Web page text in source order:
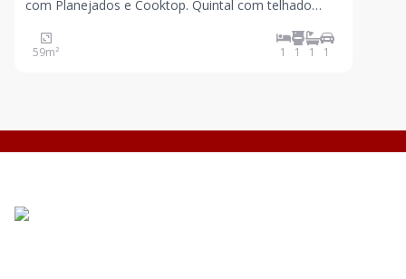
com Planejados e Cooktop. Quintal com telhado
com Suíte, sacada e Planejados. Obs: eram 2 dorms,
ele transformou em um para ter um espaço maior.
59m² 1 1 1 1